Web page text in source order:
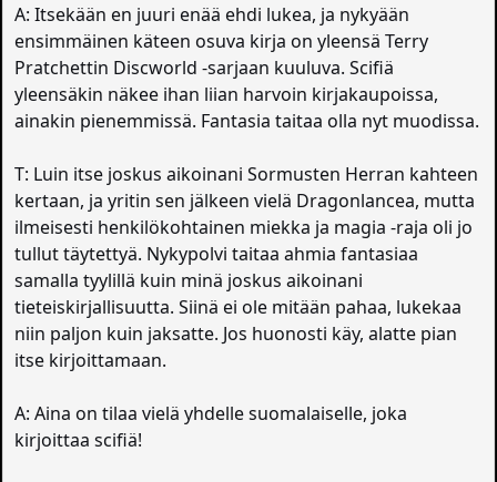
A: Itsekään en juuri enää ehdi lukea, ja nykyään
ensimmäinen käteen osuva kirja on yleensä Terry
Pratchettin Discworld -sarjaan kuuluva. Scifiä
yleensäkin näkee ihan liian harvoin kirjakaupoissa,
ainakin pienemmissä. Fantasia taitaa olla nyt muodissa.
T: Luin itse joskus aikoinani Sormusten Herran kahteen
kertaan, ja yritin sen jälkeen vielä Dragonlancea, mutta
ilmeisesti henkilökohtainen miekka ja magia -raja oli jo
tullut täytettyä. Nykypolvi taitaa ahmia fantasiaa
samalla tyylillä kuin minä joskus aikoinani
tieteiskirjallisuutta. Siinä ei ole mitään pahaa, lukekaa
niin paljon kuin jaksatte. Jos huonosti käy, alatte pian
itse kirjoittamaan.
A: Aina on tilaa vielä yhdelle suomalaiselle, joka
kirjoittaa scifiä!